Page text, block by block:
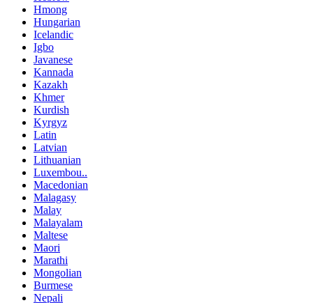
Hmong
Hungarian
Icelandic
Igbo
Javanese
Kannada
Kazakh
Khmer
Kurdish
Kyrgyz
Latin
Latvian
Lithuanian
Luxembou..
Macedonian
Malagasy
Malay
Malayalam
Maltese
Maori
Marathi
Mongolian
Burmese
Nepali